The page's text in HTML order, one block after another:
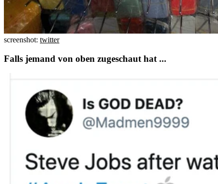
screenshot: twitter
Falls jemand von oben zugeschaut hat ...